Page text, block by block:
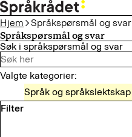
HOPP
TIL
HOVEDINNHOLD
Hjem
Språkspørsmål og svar
Språkspørsmål og svar
Søk i språkspørsmål og svar
Valgte kategorier:
Språk og språkslektskap
Filter